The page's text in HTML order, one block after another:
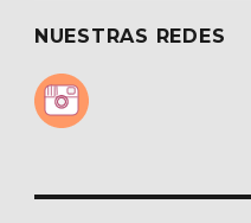
NUESTRAS REDES